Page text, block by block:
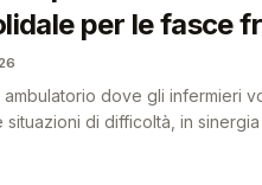
per le fasce
dove gli infermieri
di difficoltà, in sinergia